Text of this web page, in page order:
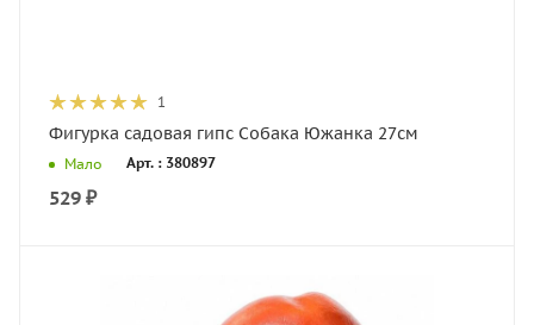
1
Фигурка садовая гипс Собака Южанка 27см
Мало Арт. : 380897
529 ₽